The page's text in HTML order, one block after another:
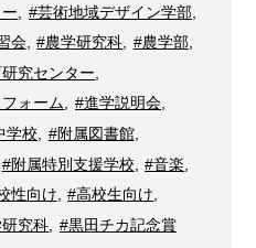
#芸術地域デザイン学部,
会, #農学研究科, #農学部,
究センター
ォーム, #進学説明会,
学校 #附属図書館,
#附属特別支援学校 #音楽
性向け, #高校生向け,
究科
#黒田チカ記念賞